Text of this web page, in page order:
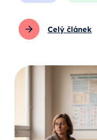
Celý článek